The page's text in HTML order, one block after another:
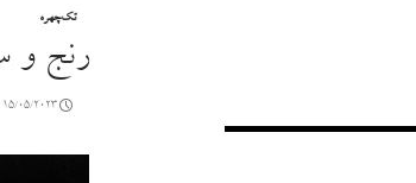
تک‌چهره
رنج و
15/05/2023